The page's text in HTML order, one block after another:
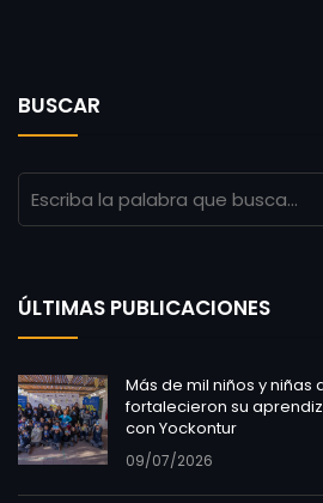
BUSCAR
ÚLTIMAS PUBLICACIONES
Más de mil niños y niñas
fortalecieron su
con Yockontur
09/07/2026